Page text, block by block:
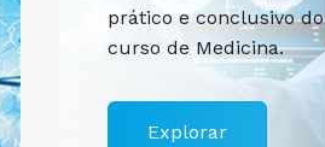
prático e conclusivo do
curso de Medicina.
Explorar